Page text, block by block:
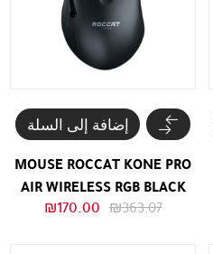
MOUSE ROCCAT KONE PRO
AIR WIRELESS RGB BLACK
₪363.07
السعر ₪170.00
إضافة إلى السلة